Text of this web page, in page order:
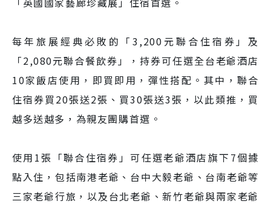
每年旅展經典必敗的「3,200元聯合住宿券」及
「2,080元聯合餐飲券」，持券可任選全台老爺酒店
10家飯店使用，即買即用，彈性搭配。其中，聯合
住宿券買20張送2張、買30張送3張，以此類推，買
越多送越多，為親友團購首選。
使用1張「聯合住宿券」可任選老爺酒店旗下7個據
點入住，包括南港老爺、台中大毅老爺、台南老爺等
三家老爺行旅，以及台北老爺、新竹老爺與兩家老爺